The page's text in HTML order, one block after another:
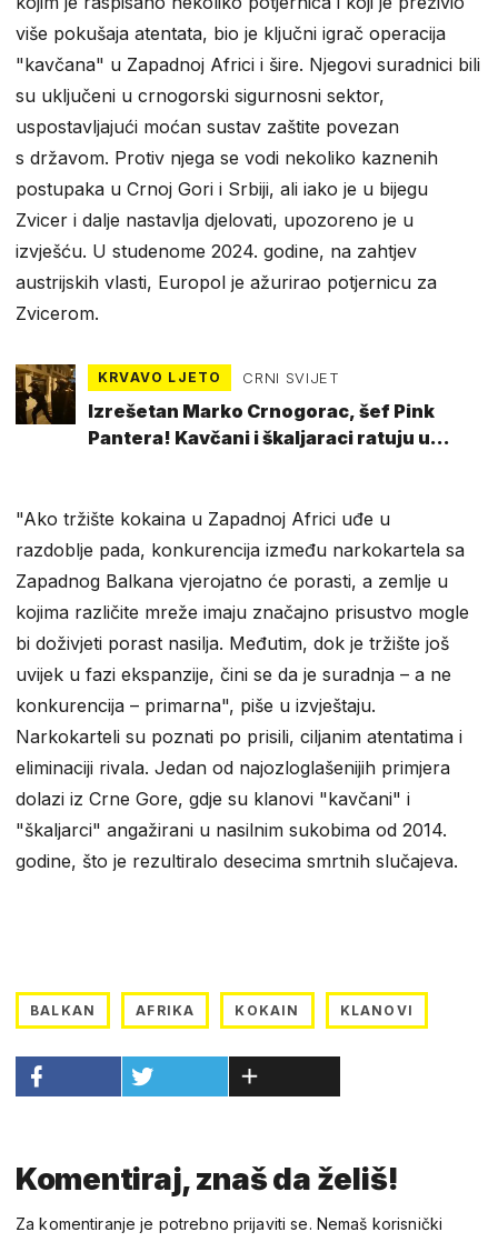
više pokušaja atentata, bio je ključni igrač operacija
"kavčana" u Zapadnoj Africi i šire. Njegovi suradnici bili
su uključeni u crnogorski sigurnosni sektor,
uspostavljajući moćan sustav zaštite povezan
s državom. Protiv njega se vodi nekoliko kaznenih
postupaka u Crnoj Gori i Srbiji, ali iako je u bijegu
Zvicer i dalje nastavlja djelovati, upozoreno je u
izvješću. U studenome 2024. godine, na zahtjev
austrijskih vlasti, Europol je ažurirao potjernicu za
Zvicerom.
KRVAVO LJETO CRNI SVIJET
Izrešetan Marko Crnogorac, šef Pink
Pantera! Kavčani i škaljaraci ratuju u
"Ako tržište kokaina u Zapadnoj Africi uđe u
razdoblje pada, konkurencija između narkokartela sa
Zapadnog Balkana vjerojatno će porasti, a zemlje u
kojima različite mreže imaju značajno prisustvo mogle
bi doživjeti porast nasilja. Međutim, dok je tržište još
uvijek u fazi ekspanzije, čini se da je suradnja – a ne
konkurencija – primarna", piše u izvještaju.
Narkokarteli su poznati po prisili, ciljanim atentatima i
eliminaciji rivala. Jedan od najozloglašenijih primjera
dolazi iz Crne Gore, gdje su klanovi "kavčani" i
"škaljarci" angažirani u nasilnim sukobima od 2014.
godine, što je rezultiralo desecima smrtnih slučajeva.
BALKAN AFRIKA KOKAIN KLANOVI
Komentiraj, znaš da želiš!
Za komentiranje je potrebno prijaviti se. Nemaš korisnički